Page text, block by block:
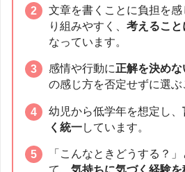
文章を書くことに負担を
り組みやすく、考えるこ
なっています。
感情や行動に正解を決めな
の感じ方を否定せずに選ぶ
幼児から低学年を想定し、
く統一しています。
「こんなときどうする？